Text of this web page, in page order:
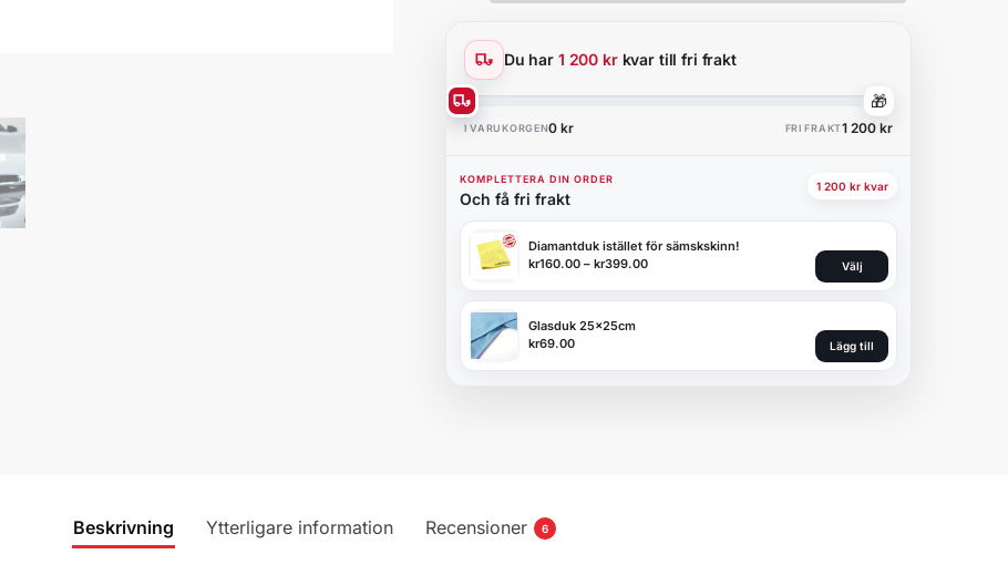
Du har 1 200 krkvar till fri frakt
🎁
I VARUKORGEN0 kr FRI FRAKT1 200 kr
KOMPLETTERA DIN ORDER
Och få fri frakt
1 200 kr kvar
Diamantduk istället för sämskskinn!
kr160.00 – kr399.00 Välj
Glasduk 25x25cm
kr69.00 Lägg till
Beskrivning Ytterligare information Recensioner 6